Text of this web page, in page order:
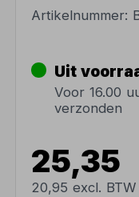
Artikelnummer:
Uit
Voor 16.00
verzonden
25,35
20,95 excl. BTW